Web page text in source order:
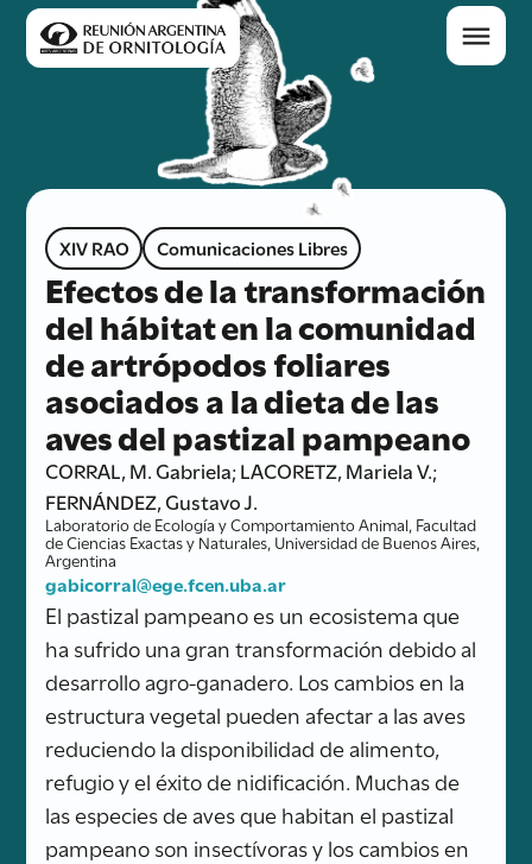
XIV RAO Comunicaciones Libres
Efectos de la transformación
del hábitat en la comunidad
de artrópodos foliares
asociados a la dieta de las
aves del pastizal pampeano
CORRAL, M. Gabriela; LACORETZ, Mariela V.;
FERNÁNDEZ, Gustavo J.
Laboratorio de Ecología y Comportamiento Animal, Facultad
de Ciencias Exactas y Naturales, Universidad de Buenos Aires,
Argentina
gabicorral@ege.fcen.uba.ar
El pastizal pampeano es un ecosistema que
ha sufrido una gran transformación debido al
desarrollo agro-ganadero. Los cambios en la
estructura vegetal pueden afectar a las aves
reduciendo la disponibilidad de alimento,
refugio y el éxito de nidificación. Muchas de
las especies de aves que habitan el pastizal
pampeano son insectívoras y los cambios en